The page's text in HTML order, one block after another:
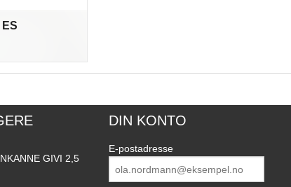
GIVI 2,5
DIN KONTO
E-postadresse